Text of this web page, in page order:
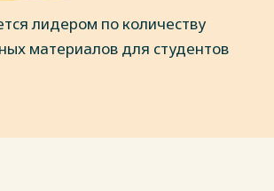
лидером по количеству
материалов для студентов